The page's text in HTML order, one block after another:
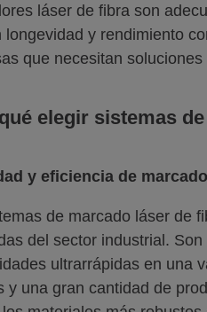
láser de fibra son
longevidad y rendimiento
que necesitan
elegir sistemas
y eficiencia de
de marcado láser de
del sector industrial.
ultrarrápidas en una
y una gran cantidad de